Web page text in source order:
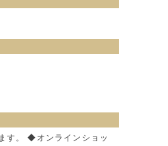
す。 ◆オンラインショッ